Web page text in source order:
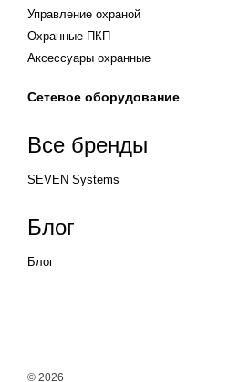
Управление охраной
Охранные ПКП
Аксессуары охранные
Сетевое оборудование
Все бренды
SEVEN Systems
Блог
Блог
© 2026